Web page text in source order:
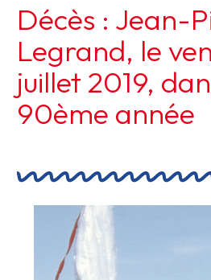
Décès : Jean-
Legrand, le
juillet 2019,
90ème année